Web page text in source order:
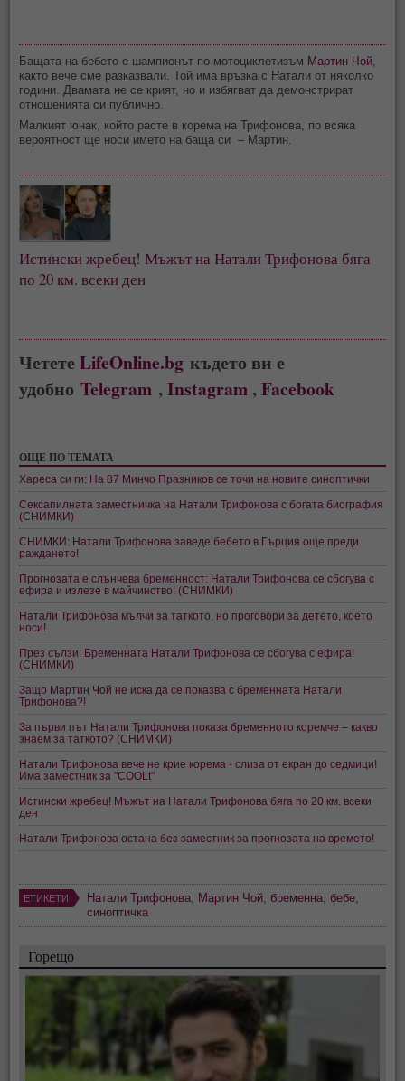
Бащата на бебето е шампионът по мотоциклетизъм Мартин Чой
както вече сме разказвали. Той има връзка с Натали от няколко
години. Двамата не се крият, но и избягват да демонстрират
отношенията си публично.
Малкият юнак, който расте в корема на Трифонова, по всяка
вероятност ще носи името на баща си – Мартин.
Истински жребец! Мъжът на Натали Трифонова бяга
по 20 км. всеки ден
ЧететеLifeOnline.bg където ви е
удобноTelegram ,Instagram ,Facebook
ОЩЕ ПО ТЕМАТА
Хареса си ги: На 87 Минчо Празников се точи на новите синоптички
Сексапилната заместничка на Натали Трифонова с богата биография
(СНИМКИ)
СНИМКИ: Натали Трифонова заведе бебето в Гърция още преди
раждането!
Прогнозата е слънчева бременност: Натали Трифонова се сбогува с
ефира и излезе в майчинство! (СНИМКИ)
Натали Трифонова мълчи за таткото, но проговори за детето, което
носи!
През сълзи: Бременната Натали Трифонова се сбогува с ефира!
(СНИМКИ)
Защо Мартин Чой не иска да се показва с бременната Натали
Трифонова?!
За първи път Натали Трифонова показа бременното коремче – какво
знаем за таткото? (СНИМКИ)
Натали Трифонова вече не крие корема - слиза от екран до седмици!
Има заместник за "COOLt"
Истински жребец! Мъжът на Натали Трифонова бяга по 20 км. всеки
ден
Натали Трифонова остана без заместник за прогнозата на времето!
ЕТИКЕТИ Натали Трифонова Мартин Чой бременна бебе
синоптичка
Горещо